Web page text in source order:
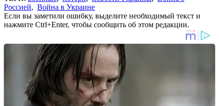
Россией, Война в Украине
Если вы заметили ошибку, выделите необходимый текст и
нажмите Ctrl+Enter, чтобы сообщить об этом редакции.